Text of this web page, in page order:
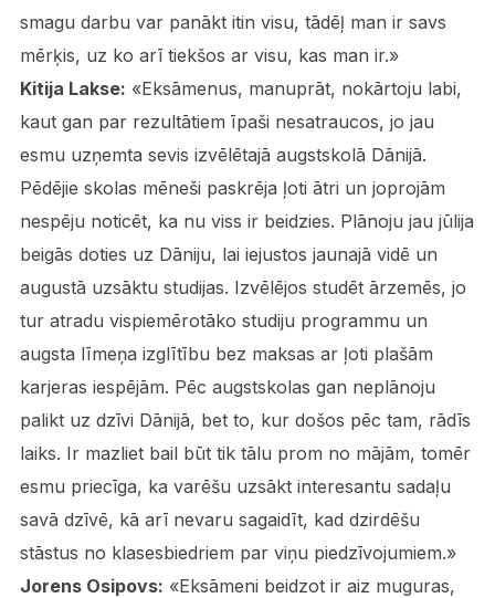
smagu darbu var panākt itin visu, tādēļ man ir savs
mērķis, uz ko arī tiekšos ar visu, kas man ir.»
Kitija Lakse: «Eksāmenus, manuprāt, nokārtoju labi,
kaut gan par rezultātiem īpaši nesatraucos, jo jau
esmu uzņemta sevis izvēlētajā augstskolā Dānijā.
Pēdējie skolas mēneši paskrēja ļoti ātri un joprojām
nespēju noticēt, ka nu viss ir beidzies. Plānoju jau jūlija
beigās doties uz Dāniju, lai iejustos jaunajā vidē un
augustā uzsāktu studijas. Izvēlējos studēt ārzemēs, jo
tur atradu vispiemērotāko studiju programmu un
augsta līmeņa izglītību bez maksas ar ļoti plašām
karjeras iespējām. Pēc augstskolas gan neplānoju
palikt uz dzīvi Dānijā, bet to, kur došos pēc tam, rādīs
laiks. Ir mazliet bail būt tik tālu prom no mājām, tomēr
esmu priecīga, ka varēšu uzsākt interesantu sadaļu
savā dzīvē, kā arī nevaru sagaidīt, kad dzirdēšu
stāstus no klasesbiedriem par viņu piedzīvojumiem.»
Jorens Osipovs: «Eksāmeni beidzot ir aiz muguras,